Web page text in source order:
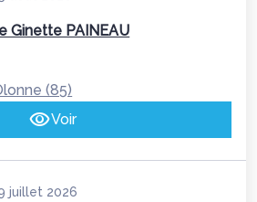
Ginette PAINEAU
(85)
Voir
juillet 2026